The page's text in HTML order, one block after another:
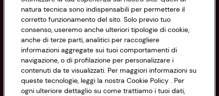
Privacy Policy
Cookie Policy
Impostazioni Cookie
Accessibilità
CONAD SOCIETÀ COOPERATIVA
Via Michelino, 59 | 40127 BOLOGNA
Codice Fiscale e Registro Imprese
di Bologna 00865960157
PARTITA IVA 03320960374
natura tecnica sono indispensabili per permettere il
corretto funzionamento del sito. Solo previo tuo
consenso, useremo anche ulteriori tipologie di cookie,
anche di terze parti, analitici per raccogliere
informazioni aggregate sui tuoi comportamenti di
navigazione, o di profilazione per personalizzare i
contenuti da te visualizzati. Per maggiori informazioni su
queste tecnologie, leggi la nostra Cookie Policy . Per
ogni ulteriore dettaglio su come trattiamo i tuoi dati,